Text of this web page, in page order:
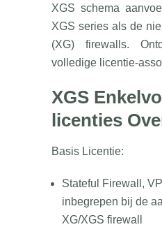
XGS schema
XGS series als de
(XG) firewalls.
volledige licentie-
XGS
licenties
Basis Licentie:
Stateful Firewall,
inbegrepen bij de
XG/XGS firewall